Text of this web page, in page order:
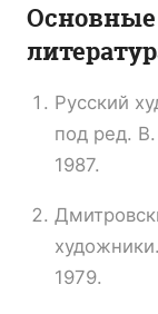
Русский
под ред.
1987.
1979.